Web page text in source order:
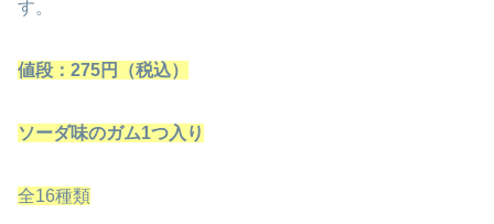
す。
値段：275円（税込）
ソーダ味のガム1つ入り
全16種類